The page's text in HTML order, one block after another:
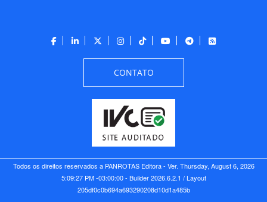
CONTATO
Todos os direitos reservados a PANROTAS Editora - Ver. Thursday, August 6, 2026
5:09:27 PM -03:00:00 - Builder 2026.6.2.1 / Layout
205df0c0b694a693290208d10d1a485b